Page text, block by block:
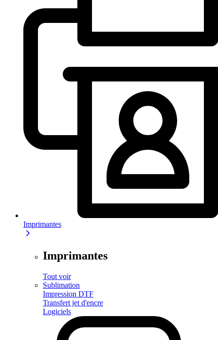
Imprimantes
Imprimantes
Tout voir
Sublimation
Impression DTF
Transfert jet d'encre
Logiciels